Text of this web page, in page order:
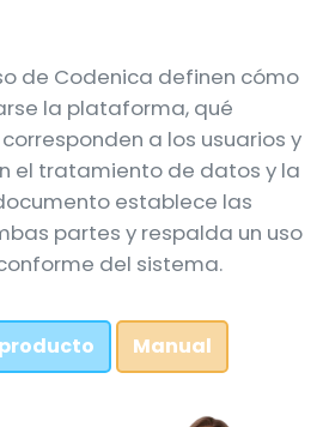
de Codenica definen cómo
la plataforma, qué
a los usuarios y
el tratamiento de datos y la
establece las
partes y respalda un uso
del sistema.
Manual